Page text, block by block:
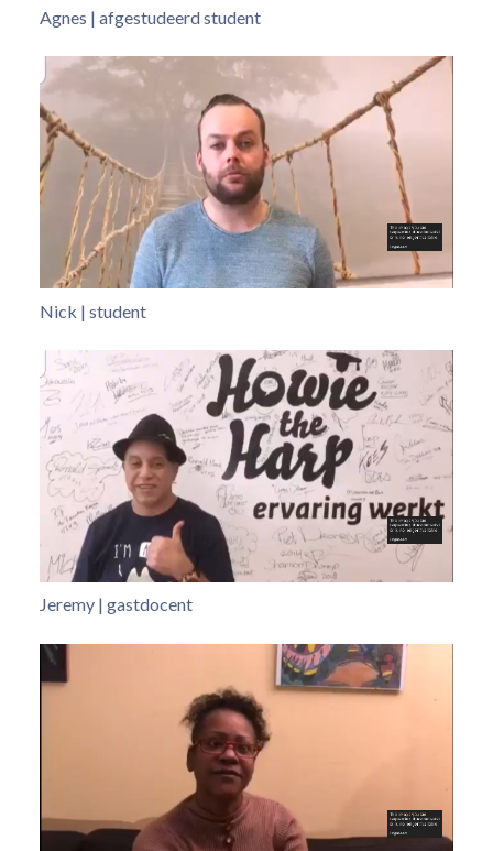
Agnes | afgestudeerd student
Nick | student
Jeremy | gastdocent